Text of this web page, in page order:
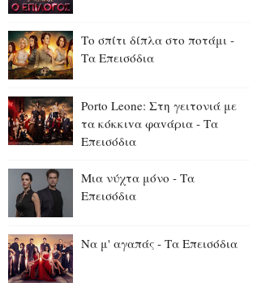
μπέρδεψαν με κάποιον άλλο
και τον «γάζωσαν» με
Αύγουστος 05, 2026
«Κρίνο και Αγκάθι»: Το
πρώτο backstage φωτογραφικό
(trailer+photos)
Αύγουστος 05, 2026
Το σπίτι δίπλα στο ποτάμι -
Τα Επεισόδια
Porto Leone: Στη γειτονιά με
τα κόκκιvα φαvάρια - Τα
Επεισόδια
Μια νύχτα μόνο - Τα
Επεισόδια
Να μ' αγαπάς - Τα Επεισόδια